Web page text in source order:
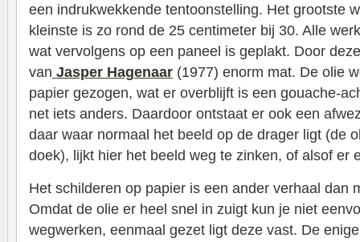
een indrukwekkende tentoonstelling. Het grootste
kleinste is zo rond de 25 centimeter bij 30. Alle
wat vervolgens op een paneel is geplakt. Door
van Jasper Hagenaar (1977) enorm mat. De olie
papier gezogen, wat er overblijft is een gouache-
net iets anders. Daardoor ontstaat er ook een
daar waar normaal het beeld op de drager ligt (de
doek), lijkt hier het beeld weg te zinken, of alsof er
Het schilderen op papier is een ander verhaal dan
Omdat de olie er heel snel in zuigt kun je niet
wegwerken, eenmaal gezet ligt deze vast. De